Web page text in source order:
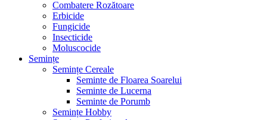
Combatere Rozătoare
Erbicide
Fungicide
Insecticide
Moluscocide
Semințe
Semințe Cereale
Seminte de Floarea Soarelui
Seminte de Lucerna
Seminte de Porumb
Semințe Hobby